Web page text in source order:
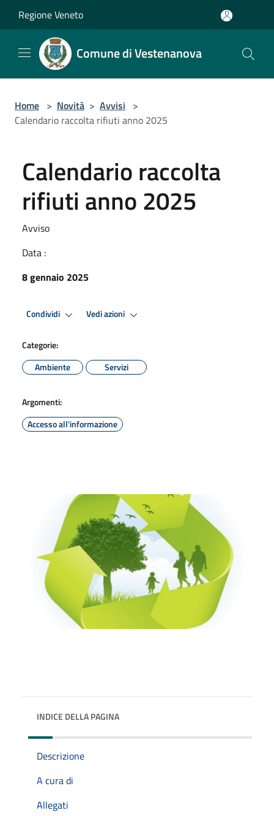
Regione Veneto
Comune di Vestenanova
Home > Novità > Avvisi >
Calendario raccolta rifiuti anno 2025
Calendario raccolta
rifiuti anno 2025
Avviso
Data :
8 gennaio 2025
Condividi Vedi azioni
Categorie:
Ambiente
Servizi
Argomenti:
Accesso all'informazione
INDICE DELLA PAGINA
Descrizione
A cura di
Allegati